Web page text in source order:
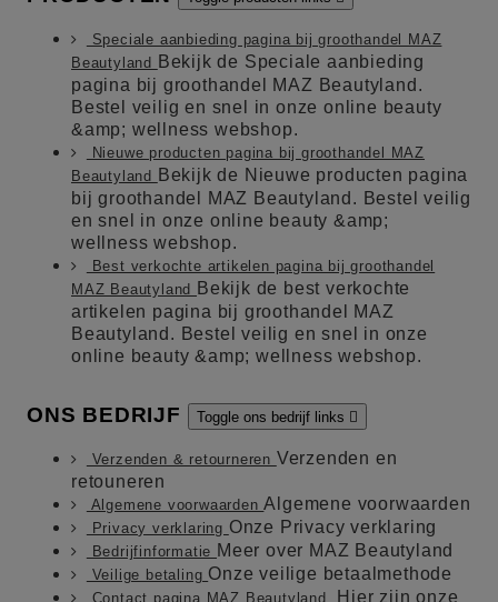
Speciale aanbieding pagina bij groothandel MAZ
Beautyland Bekijk de Speciale aanbieding
pagina bij groothandel MAZ Beautyland.
Bestel veilig en snel in onze online beauty
&amp; wellness webshop.
Nieuwe producten pagina bij groothandel MAZ
Beautyland Bekijk de Nieuwe producten pagina
bij groothandel MAZ Beautyland. Bestel veilig
en snel in onze online beauty &amp;
wellness webshop.
Best verkochte artikelen pagina bij groothandel
MAZ Beautyland Bekijk de best verkochte
artikelen pagina bij groothandel MAZ
Beautyland. Bestel veilig en snel in onze
online beauty &amp; wellness webshop.
ONS BEDRIJF Toggle ons bedrijf links 
Verzenden & retourneren Verzenden en
retouneren
Algemene voorwaardenAlgemene voorwaarden
Privacy verklaring Onze Privacy verklaring
Bedrijfinformatie Meer over MAZ Beautyland
Veilige betaling Onze veilige betaalmethode
Contact pagina MAZ Beautyland. Hier zijn onze